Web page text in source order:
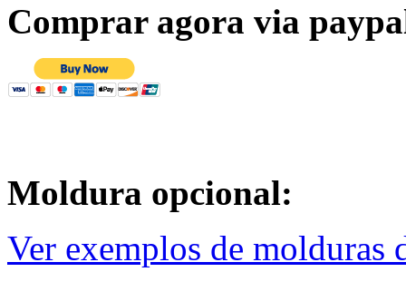
Comprar agora via
Moldura opcional:
Ver exemplos de molduras